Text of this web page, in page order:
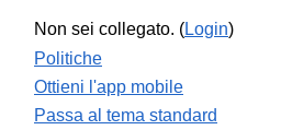
Non sei collegato. (Login)
Politiche
Ottieni l'app mobile
Passa al tema standard